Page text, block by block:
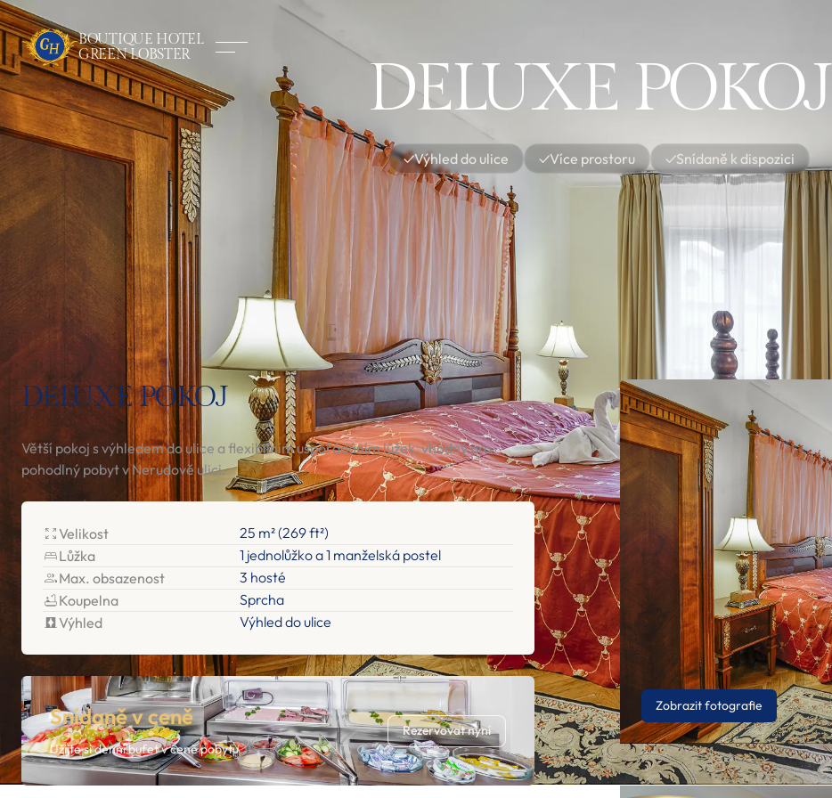
BOUTIQUE HOTEL
GREEN LOBSTER
DELUXE POKOJ
✓Výhled do ulice ✓Více prostoru ✓Snídaně k dispozici
DELUXE POKOJ
Větší pokoj s výhledem do ulice a flexibilním uspořádáním lůžek, vhodný pro
pohodlný pobyt v Nerudově ulici.
Velikost
25 m² (269 ft²)
Lůžka
1 jednolůžko a 1 manželská postel
Max. obsazenost
3 hosté
Koupelna
Sprcha
Výhled
Výhled do ulice
Snídaně v ceně
Užijte si denní bufet v ceně pobytu
Rezervovat nyní
Zobrazit fotografie